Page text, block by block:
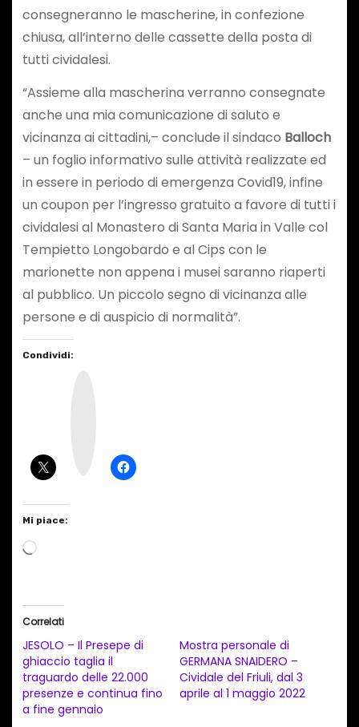
consegneranno le mascherine, in confezione
chiusa, all’interno delle cassette della posta di
tutti cividalesi.
“Assieme alla mascherina verranno consegnate
anche una mia comunicazione di saluto e
vicinanza ai cittadini,– conclude il sindaco Balloch
– un foglio informativo sulle attività realizzate ed
in essere in periodo di emergenza Covid19, infine
un coupon per l’ingresso gratuito a favore di tutti i
cividalesi al Monastero di Santa Maria in Valle col
Tempietto Longobardo e al Cips con le
marionette non appena i musei saranno riaperti
al pubblico. Un piccolo segno di vicinanza alle
persone e di auspicio di normalità”.
Condividi:
Mi piace:
C
a
m
e
Correlati
JESOLO – Il Presepe di
ghiaccio taglia il
traguardo delle 22.000
presenze e continua fino
a fine gennaio
Mostra personale di
GERMANA SNAIDERO –
Cividale del Friuli, dal 3
aprile al 1 maggio 2022